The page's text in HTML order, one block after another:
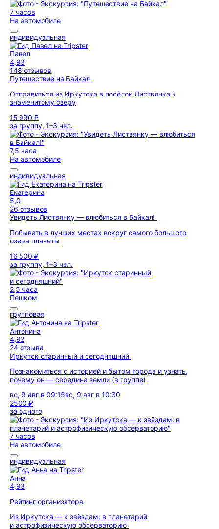
7 часов
На автомобиле
индивидуальная
Павел
4,93
148 отзывов
Путешествие на Байкал
Отправиться из Иркутска в посёлок Листвянка к
знаменитому озеру
15 990 ₽
за группу, 1–3 чел.
7,5 часа
На автомобиле
индивидуальная
Екатерина
5,0
26 отзывов
Увидеть Листвянку — влюбиться в Байкал!
Побывать в лучших местах вокруг самого большого
озера планеты
16 500 ₽
за группу, 1–3 чел.
2,5 часа
Пешком
групповая
Антонина
4,92
24 отзыва
Иркутск старинный и сегодняшний
Познакомиться с историей и бытом города и узнать,
почему он — середина земли (в группе)
вс, 9 авг в 09:15вс, 9 авг в 10:30
2500 ₽
за одного
7 часов
На автомобиле
индивидуальная
Анна
4,93
Рейтинг организатора
Из Иркутска — к звёздам: в планетарий
и астрофизическую обсерваторию